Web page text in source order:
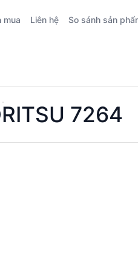
mua Liên hệ So sánh sản
7264